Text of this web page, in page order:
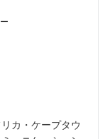
カ・ケープタウ